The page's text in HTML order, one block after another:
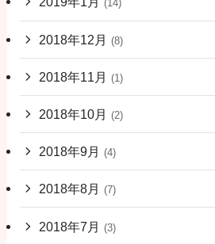
(14)
2018年12月 (8)
2018年11月 (1)
2018年10月 (2)
2018年9月 (4)
2018年8月 (7)
2018年7月 (3)